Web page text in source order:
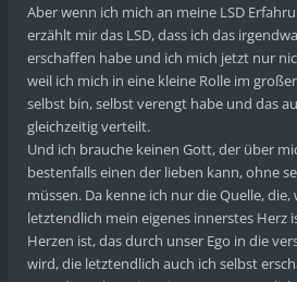
Aber wenn ich mich an meine LSD
erzählt mir das LSD, dass ich das
erschaffen habe und ich mich jetzt nur
weil ich mich in eine kleine Rolle im
selbst bin, selbst verengt habe und das
gleichzeitig verteilt.
Und ich brauche keinen Gott, der über
bestenfalls einen der lieben kann, ohne
müssen. Da kenne ich nur die Quelle, die,
letztendlich mein eigenes innerstes Herz
Herzen ist, das durch unser Ego in die
wird, die letztendlich auch ich selbst